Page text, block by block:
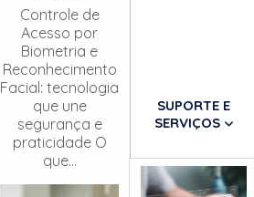
Controle de
Acesso por
Biometria e
Reconhecimento
Facial: tecnologia
que une
segurança e
praticidade O
que...
SUPORTE E
SERVIÇOS